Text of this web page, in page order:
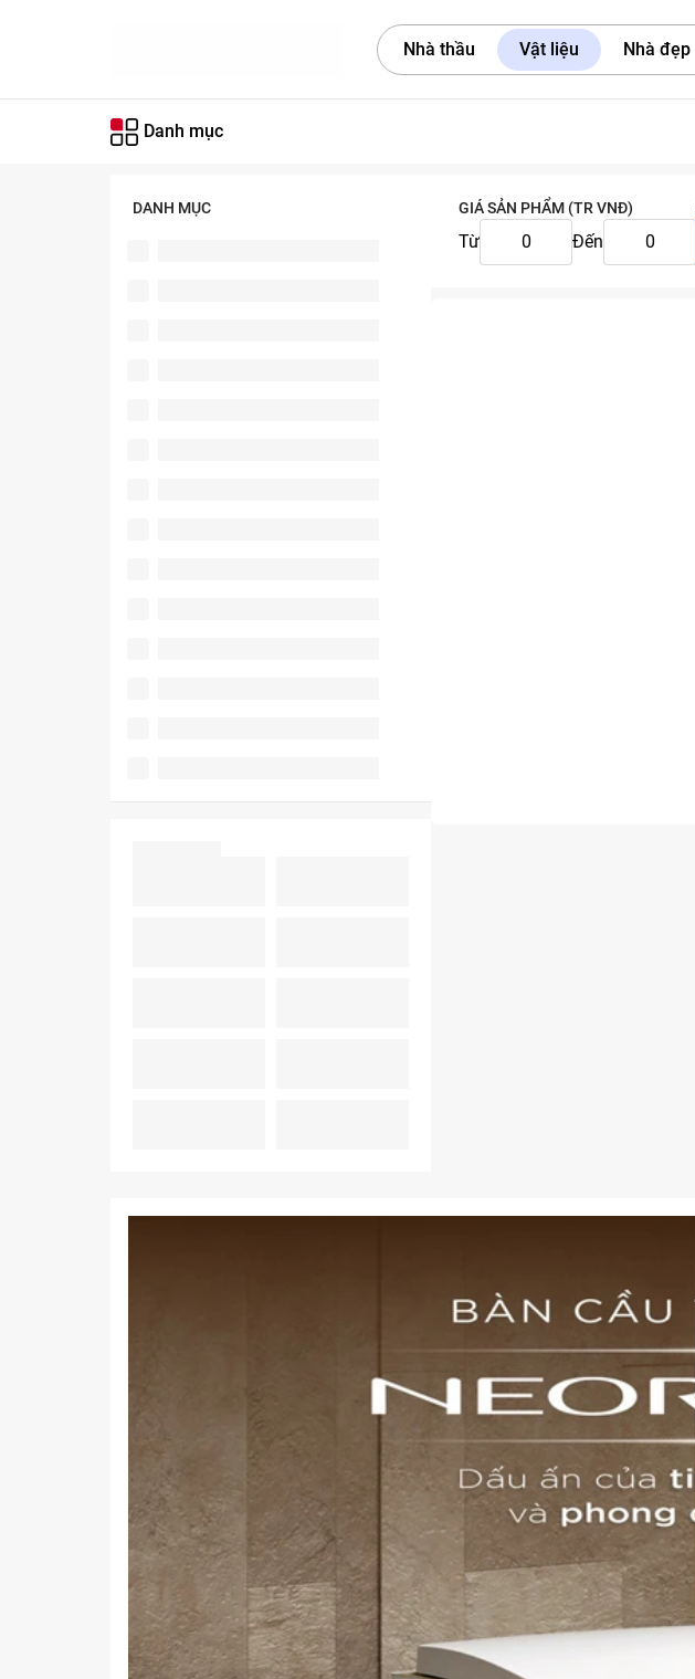
Nhà thầu Vật liệu Nhà đẹp
Danh mục
DANH MỤC GIÁ SẢN PHẨM (TR VNĐ)
Từ Đến